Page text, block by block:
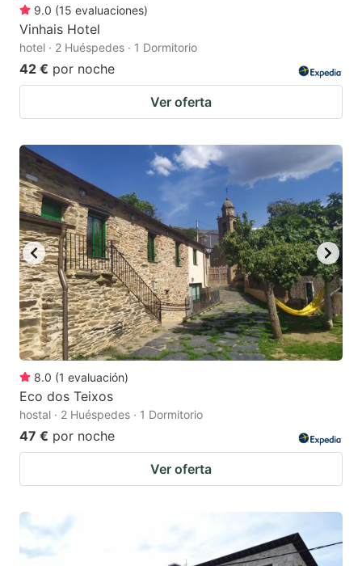
9.0 (15 evaluaciones)
Vinhais Hotel
hotel · 2 Huéspedes · 1 Dormitorio
42 € por noche
Ver oferta
8.0 (1 evaluación)
Eco dos Teixos
hostal · 2 Huéspedes · 1 Dormitorio
47 € por noche
Ver oferta